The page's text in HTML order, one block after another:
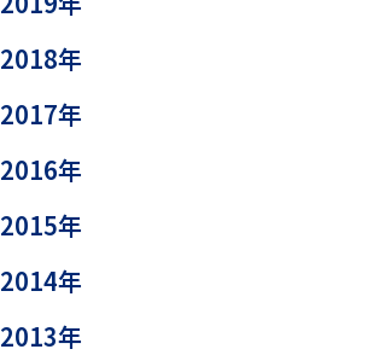
2018年
2017年
2016年
2015年
2014年
2013年